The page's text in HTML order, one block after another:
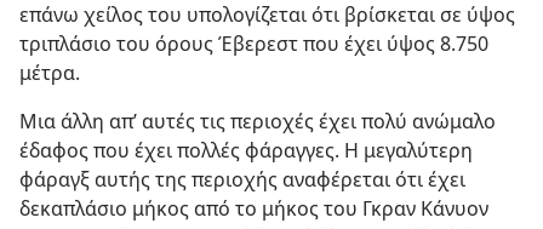
επάνω χείλος του υπολογίζεται ότι βρίσκεται σε ύψος
τριπλάσιο του όρους Έβερεστ που έχει ύψος 8.750
μέτρα.
Μια άλλη απ’ αυτές τις περιοχές έχει πολύ ανώμαλο
έδαφος που έχει πολλές φάραγγες. Η μεγαλύτερη
φάραγξ αυτής της περιοχής αναφέρεται ότι έχει
δεκαπλάσιο μήκος από το μήκος του Γκραν Κάνυον